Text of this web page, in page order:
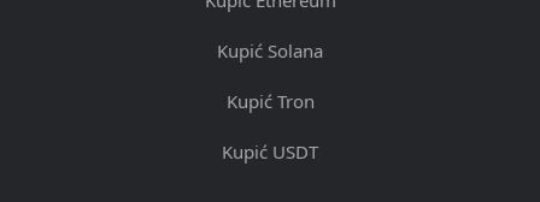
Kupić Solana
Kupić Tron
Kupić USDT